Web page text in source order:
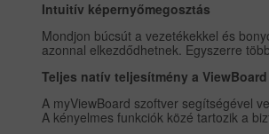
Intuitív képernyőmegosztás
Mondjon búcsút a vezetékekkel és
azonnal elkezdődhetnek. Egyszerre
Teljes natív teljesítmény a
A myViewBoard szoftver segítségével
A kényelmes funkciók közé tartozik a